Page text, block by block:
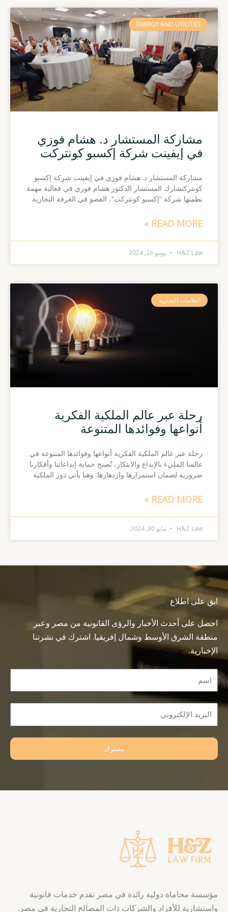
ENERGY AND UTILITIES
مشاركة المستشار د. هشام فوزي
في إيفينت شركة إكسبو كونتركت
مشاركة المستشار د. هشام فوزي في إيفينت شركة إكسبو
كونتركتشارك المستشار الدكتور هشام فوزي في فعالية مهمة
نظمتها شركة “إكسبو كونتركت”، العضو في الغرفة التجارية
READ MORE »
H&Z Law يونيو 26, 2024
العلامات التجارية
رحلة عبر عالم الملكية الفكرية
أنواعها وفوائدها المتنوعة
رحلة عبر عالم الملكية الفكرية أنواعها وفوائدها المتنوعة في
عالمنا المليء بالإبداع والابتكار، تُصبح حماية إبداعاتنا وأفكارنا
ضرورية لضمان استمرارها وازدهارها. وهنا يأتي دور الملكية
READ MORE »
H&Z Law مايو 30, 2024
ابق على اطلاع
احصل على أحدث الأخبار والرؤى القانونية من مصر وعبر
منطقة الشرق الأوسط وشمال إفريقيا. اشترك في نشرتنا
الإخبارية.
Name
Email
يشترك
مؤسسة محاماة دولية رائدة في مصر تقدم خدمات قانونية
واستشارية للأفراد والشركات ذات المصالح التجارية في مصر.